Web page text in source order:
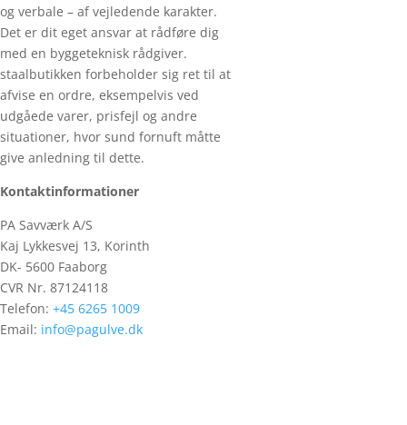
og verbale – af vejledende karakter.
Det er dit eget ansvar at rådføre dig
med en byggeteknisk rådgiver.
staalbutikken forbeholder sig ret til at
afvise en ordre, eksempelvis ved
udgåede varer, prisfejl og andre
situationer, hvor sund fornuft måtte
give anledning til dette.
Kontaktinformationer
PA Savværk A/S
Kaj Lykkesvej 13, Korinth
DK- 5600 Faaborg
CVR Nr. 87124118
Telefon: +45 6265 1009
Email: info@pagulve.dk